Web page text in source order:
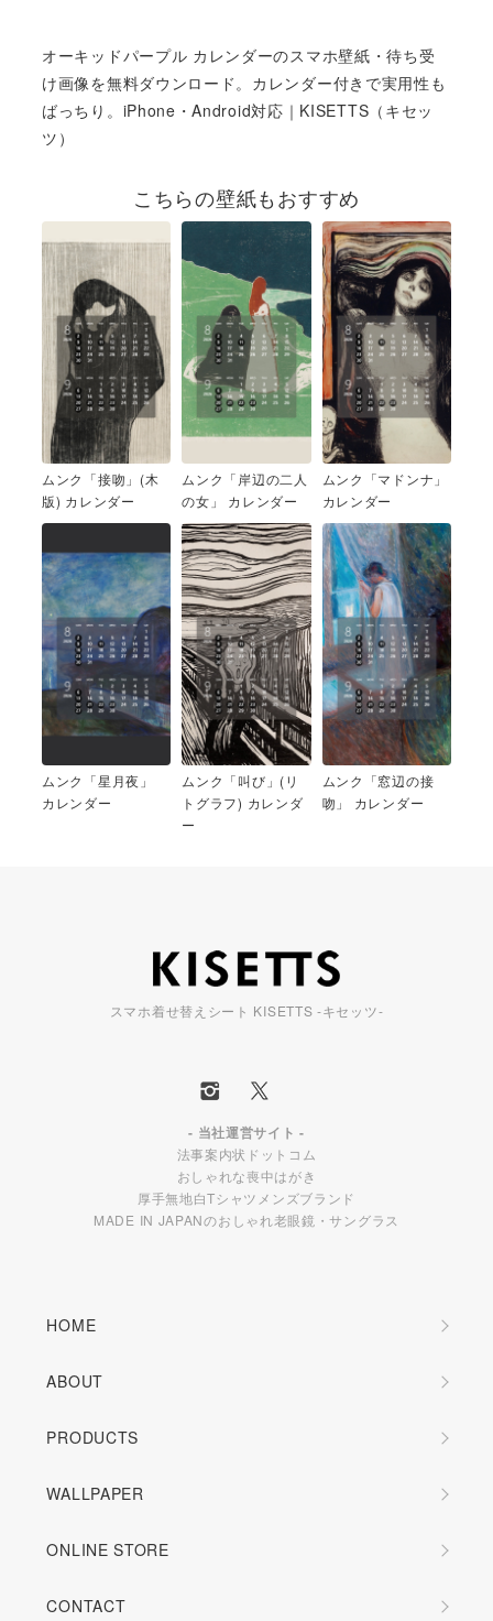
オーキッドパープル カレンダーのスマホ壁紙・待ち受
け画像を無料ダウンロード。カレンダー付きで実用性も
ばっちり。iPhone・Android対応｜KISETTS（キセッ
ツ）
こちらの壁紙もおすすめ
ムンク「接吻」(木
版) カレンダー
ムンク「岸辺の二人
の女」 カレンダー
ムンク「マドンナ」
カレンダー
ムンク「星月夜」
カレンダー
ムンク「叫び」(リ
トグラフ) カレンダ
ー
ムンク「窓辺の接
吻」 カレンダー
スマホ着せ替えシート KISETTS -キセッツ-
- 当社運営サイト -
法事案内状ドットコム
おしゃれな喪中はがき
厚手無地白Tシャツメンズブランド
MADE IN JAPANのおしゃれ老眼鏡・サングラス
HOME
ABOUT
PRODUCTS
WALLPAPER
ONLINE STORE
CONTACT